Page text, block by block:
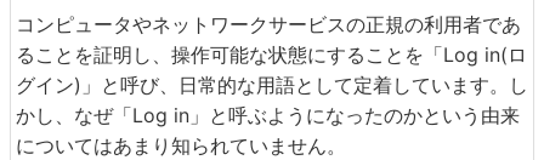
コンピュータやネットワークサービスの正規の利用者であ
ることを証明し、操作可能な状態にすることを「Log in(ロ
グイン)」と呼び、日常的な用語として定着しています。し
かし、なぜ「Log in」と呼ぶようになったのかという由来
についてはあまり知られていません。